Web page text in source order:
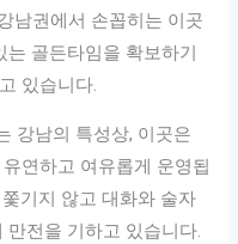
남권에서 손꼽히는 이곳
골든타임을 확보하기
있습니다.
강남의 특성상, 이곳은
연하고 여유롭게 운영됩
기지 않고 대화와 술자
전을 기하고 있습니다.